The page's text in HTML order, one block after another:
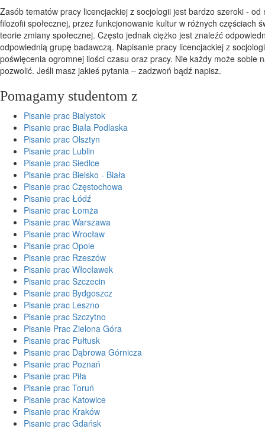
Zasób tematów pracy licencjackiej z socjologii jest bardzo szeroki - od
filozofii społecznej, przez funkcjonowanie kultur w różnych częściach
teorie zmiany społecznej. Często jednak ciężko jest znaleźć
odpowiednią grupę badawczą. Napisanie pracy licencjackiej z
poświęcenia ogromnej ilości czasu oraz pracy. Nie każdy może sobie
pozwolić. Jeśli masz jakieś pytania – zadzwoń bądź napisz.
Pomagamy studentom z
Pisanie prac Bialystok
Pisanie prac Biała Podlaska
Pisanie prac Olsztyn
Pisanie prac Lublin
Pisanie prac Siedlce
Pisanie prac Bielsko - Biała
Pisanie prac Częstochowa
Pisanie prac Łódź
Pisanie prac Łomża
Pisanie prac Warszawa
Pisanie prac Wrocław
Pisanie prac Opole
Pisanie prac Rzeszów
Pisanie prac Włocławek
Pisanie prac Szczecin
Pisanie prac Bydgoszcz
Pisanie prac Leszno
Pisanie prac Szczytno
Pisanie Prac Zielona Góra
Pisanie prac Pułtusk
Pisanie prac Dąbrowa Górnicza
Pisanie prac Poznań
Pisanie prac Piła
Pisanie prac Toruń
Pisanie prac Katowice
Pisanie prac Kraków
Pisanie prac Gdańsk